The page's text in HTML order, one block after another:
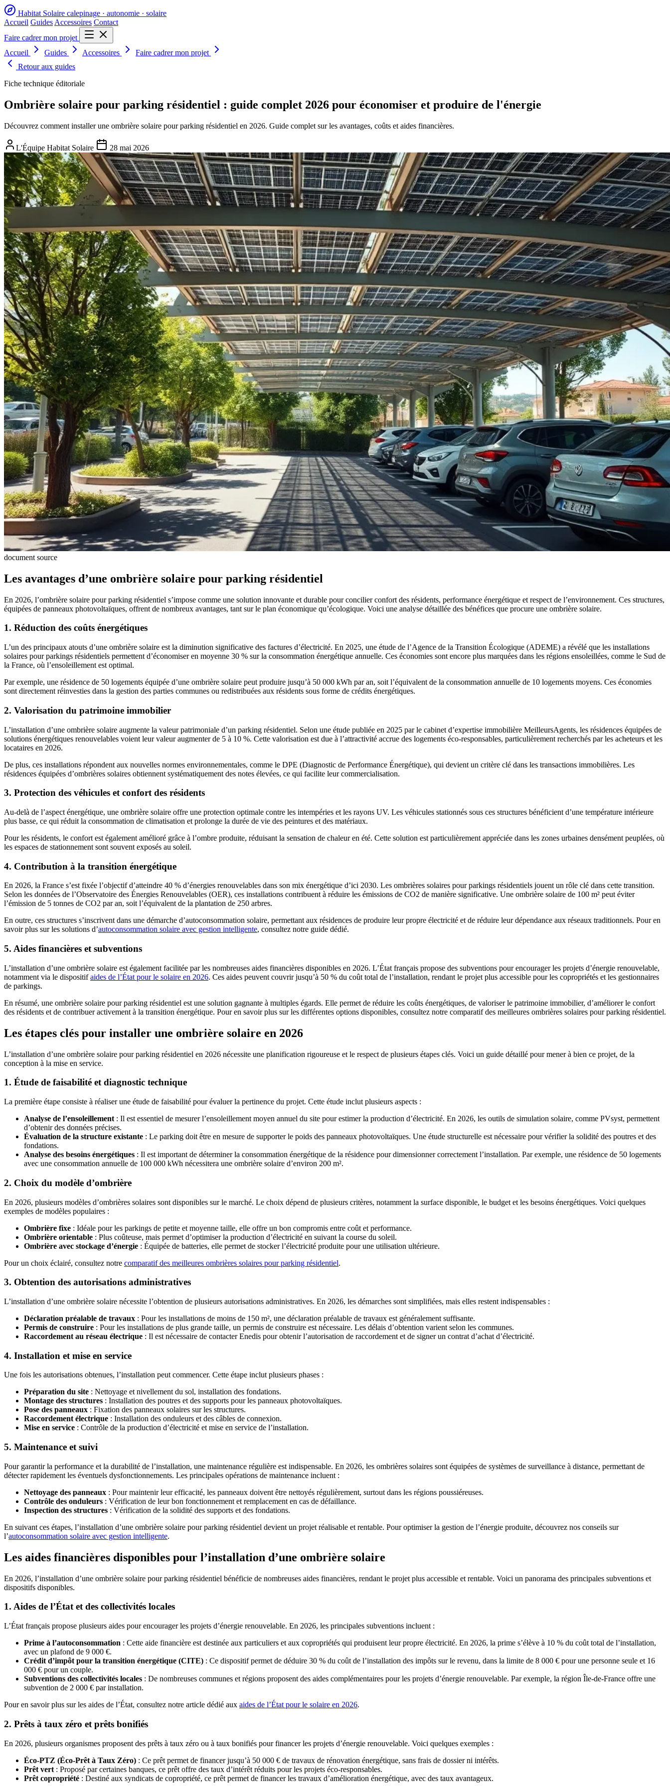
Habitat Solaire calepinage · autonomie · solaire
Accueil Guides Accessoires Contact
Faire cadrer mon projet
Accueil
Guides Accessoires
Faire cadrer mon projet
Retour aux guides
Fiche technique éditoriale
Ombrière solaire pour parking résidentiel : guide complet 2026 pour économiser et produire de l'énergie
Découvrez comment installer une ombrière solaire pour parking résidentiel en 2026. Guide complet sur les avantages, coûts et aides financières.
L'Équipe Habitat Solaire 28 mai 2026
document source
Les avantages d’une ombrière solaire pour parking résidentiel
En 2026, l’ombrière solaire pour parking résidentiel s’impose comme une solution innovante et durable pour concilier confort des résidents, performance énergétique et respect de l’environnement. Ces structures,
équipées de panneaux photovoltaïques, offrent de nombreux avantages, tant sur le plan économique qu’écologique. Voici une analyse détaillée des bénéfices que procure une ombrière solaire.
1. Réduction des coûts énergétiques
L’un des principaux atouts d’une ombrière solaire est la diminution significative des factures d’électricité. En 2025, une étude de l’Agence de la Transition Écologique (ADEME) a révélé que les installations
solaires pour parkings résidentiels permettent d’économiser en moyenne 30 % sur la consommation énergétique annuelle. Ces économies sont encore plus marquées dans les régions ensoleillées, comme le Sud de
la France, où l’ensoleillement est optimal.
Par exemple, une résidence de 50 logements équipée d’une ombrière solaire peut produire jusqu’à 50 000 kWh par an, soit l’équivalent de la consommation annuelle de 10 logements moyens. Ces économies
sont directement réinvesties dans la gestion des parties communes ou redistribuées aux résidents sous forme de crédits énergétiques.
2. Valorisation du patrimoine immobilier
L’installation d’une ombrière solaire augmente la valeur patrimoniale d’un parking résidentiel. Selon une étude publiée en 2025 par le cabinet d’expertise immobilière MeilleursAgents, les résidences équipées de
solutions énergétiques renouvelables voient leur valeur augmenter de 5 à 10 %. Cette valorisation est due à l’attractivité accrue des logements éco-responsables, particulièrement recherchés par les acheteurs et les
locataires en 2026.
De plus, ces installations répondent aux nouvelles normes environnementales, comme le DPE (Diagnostic de Performance Énergétique), qui devient un critère clé dans les transactions immobilières. Les
résidences équipées d’ombrières solaires obtiennent systématiquement des notes élevées, ce qui facilite leur commercialisation.
3. Protection des véhicules et confort des résidents
Au-delà de l’aspect énergétique, une ombrière solaire offre une protection optimale contre les intempéries et les rayons UV. Les véhicules stationnés sous ces structures bénéficient d’une température intérieure
plus basse, ce qui réduit la consommation de climatisation et prolonge la durée de vie des peintures et des matériaux.
Pour les résidents, le confort est également amélioré grâce à l’ombre produite, réduisant la sensation de chaleur en été. Cette solution est particulièrement appréciée dans les zones urbaines densément peuplées, où
les espaces de stationnement sont souvent exposés au soleil.
4. Contribution à la transition énergétique
En 2026, la France s’est fixée l’objectif d’atteindre 40 % d’énergies renouvelables dans son mix énergétique d’ici 2030. Les ombrières solaires pour parkings résidentiels jouent un rôle clé dans cette transition.
Selon les données de l’Observatoire des Énergies Renouvelables (OER), ces installations contribuent à réduire les émissions de CO2 de manière significative. Une ombrière solaire de 100 m² peut éviter
l’émission de 5 tonnes de CO2 par an, soit l’équivalent de la plantation de 250 arbres.
En outre, ces structures s’inscrivent dans une démarche d’autoconsommation solaire, permettant aux résidences de produire leur propre électricité et de réduire leur dépendance aux réseaux traditionnels. Pour en
savoir plus sur les solutions d’autoconsommation solaire avec gestion intelligente, consultez notre guide dédié.
5. Aides financières et subventions
L’installation d’une ombrière solaire est également facilitée par les nombreuses aides financières disponibles en 2026. L’État français propose des subventions pour encourager les projets d’énergie renouvelable,
notamment via le dispositifaides de l’État pour le solaire en 2026. Ces aides peuvent couvrir jusqu’à 50 % du coût total de l’installation, rendant le projet plus accessible pour les copropriétés et les gestionnaires
de parkings.
En résumé, une ombrière solaire pour parking résidentiel est une solution gagnante à multiples égards. Elle permet de réduire les coûts énergétiques, de valoriser le patrimoine immobilier, d’améliorer le confort
des résidents et de contribuer activement à la transition énergétique. Pour en savoir plus sur les différentes options disponibles, consultez notre comparatif des meilleures ombrières solaires pour parking résidentiel.
Les étapes clés pour installer une ombrière solaire en 2026
L’installation d’une ombrière solaire pour parking résidentiel en 2026 nécessite une planification rigoureuse et le respect de plusieurs étapes clés. Voici un guide détaillé pour mener à bien ce projet, de la
conception à la mise en service.
1. Étude de faisabilité et diagnostic technique
La première étape consiste à réaliser une étude de faisabilité pour évaluer la pertinence du projet. Cette étude inclut plusieurs aspects :
Analyse de l’ensoleillement : Il est essentiel de mesurer l’ensoleillement moyen annuel du site pour estimer la production d’électricité. En 2026, les outils de simulation solaire, comme PVsyst, permettent
d’obtenir des données précises.
Évaluation de la structure existante : Le parking doit être en mesure de supporter le poids des panneaux photovoltaïques. Une étude structurelle est nécessaire pour vérifier la solidité des poutres et des
fondations.
Analyse des besoins énergétiques : Il est important de déterminer la consommation énergétique de la résidence pour dimensionner correctement l’installation. Par exemple, une résidence de 50 logements
avec une consommation annuelle de 100 000 kWh nécessitera une ombrière solaire d’environ 200 m².
2. Choix du modèle d’ombrière
En 2026, plusieurs modèles d’ombrières solaires sont disponibles sur le marché. Le choix dépend de plusieurs critères, notamment la surface disponible, le budget et les besoins énergétiques. Voici quelques
exemples de modèles populaires :
Ombrière fixe : Idéale pour les parkings de petite et moyenne taille, elle offre un bon compromis entre coût et performance.
Ombrière orientable : Plus coûteuse, mais permet d’optimiser la production d’électricité en suivant la course du soleil.
Ombrière avec stockage d’énergie : Équipée de batteries, elle permet de stocker l’électricité produite pour une utilisation ultérieure.
Pour un choix éclairé, consultez notre comparatif des meilleures ombrières solaires pour parking résidentiel.
3. Obtention des autorisations administratives
L’installation d’une ombrière solaire nécessite l’obtention de plusieurs autorisations administratives. En 2026, les démarches sont simplifiées, mais elles restent indispensables :
Déclaration préalable de travaux : Pour les installations de moins de 150 m², une déclaration préalable de travaux est généralement suffisante.
Permis de construire : Pour les installations de plus grande taille, un permis de construire est nécessaire. Les délais d’obtention varient selon les communes.
Raccordement au réseau électrique : Il est nécessaire de contacter Enedis pour obtenir l’autorisation de raccordement et de signer un contrat d’achat d’électricité.
4. Installation et mise en service
Une fois les autorisations obtenues, l’installation peut commencer. Cette étape inclut plusieurs phases :
Préparation du site : Nettoyage et nivellement du sol, installation des fondations.
Montage des structures : Installation des poutres et des supports pour les panneaux photovoltaïques.
Pose des panneaux : Fixation des panneaux solaires sur les structures.
Raccordement électrique : Installation des onduleurs et des câbles de connexion.
Mise en service : Contrôle de la production d’électricité et mise en service de l’installation.
5. Maintenance et suivi
Pour garantir la performance et la durabilité de l’installation, une maintenance régulière est indispensable. En 2026, les ombrières solaires sont équipées de systèmes de surveillance à distance, permettant de
détecter rapidement les éventuels dysfonctionnements. Les principales opérations de maintenance incluent :
Nettoyage des panneaux : Pour maintenir leur efficacité, les panneaux doivent être nettoyés régulièrement, surtout dans les régions poussiéreuses.
Contrôle des onduleurs : Vérification de leur bon fonctionnement et remplacement en cas de défaillance.
Inspection des structures : Vérification de la solidité des supports et des fondations.
En suivant ces étapes, l’installation d’une ombrière solaire pour parking résidentiel devient un projet réalisable et rentable. Pour optimiser la gestion de l’énergie produite, découvrez nos conseils sur
l’autoconsommation solaire avec gestion intelligente.
Les aides financières disponibles pour l’installation d’une ombrière solaire
En 2026, l’installation d’une ombrière solaire pour parking résidentiel bénéficie de nombreuses aides financières, rendant le projet plus accessible et rentable. Voici un panorama des principales subventions et
dispositifs disponibles.
1. Aides de l’État et des collectivités locales
L’État français propose plusieurs aides pour encourager les projets d’énergie renouvelable. En 2026, les principales subventions incluent :
Prime à l’autoconsommation : Cette aide financière est destinée aux particuliers et aux copropriétés qui produisent leur propre électricité. En 2026, la prime s’élève à 10 % du coût total de l’installation,
avec un plafond de 9 000 €.
Crédit d’impôt pour la transition énergétique (CITE) : Ce dispositif permet de déduire 30 % du coût de l’installation des impôts sur le revenu, dans la limite de 8 000 € pour une personne seule et 16
000 € pour un couple.
Subventions des collectivités locales : De nombreuses communes et régions proposent des aides complémentaires pour les projets d’énergie renouvelable. Par exemple, la région Île-de-France offre une
subvention de 2 000 € par installation.
Pour en savoir plus sur les aides de l’État, consultez notre article dédié aux aides de l’État pour le solaire en 2026.
2. Prêts à taux zéro et prêts bonifiés
En 2026, plusieurs organismes proposent des prêts à taux zéro ou à taux bonifiés pour financer les projets d’énergie renouvelable. Voici quelques exemples :
Éco-PTZ (Éco-Prêt à Taux Zéro) : Ce prêt permet de financer jusqu’à 50 000 € de travaux de rénovation énergétique, sans frais de dossier ni intérêts.
Prêt vert : Proposé par certaines banques, ce prêt offre des taux d’intérêt réduits pour les projets éco-responsables.
Prêt copropriété : Destiné aux syndicats de copropriété, ce prêt permet de financer les travaux d’amélioration énergétique, avec des taux avantageux.